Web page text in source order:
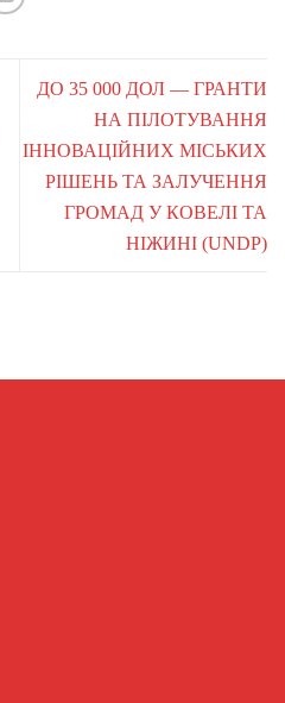
ДО 35 000 ДОЛ — ГРАНТИ
НА ПІЛОТУВАННЯ
ІННОВАЦІЙНИХ МІСЬКИХ
РІШЕНЬ ТА ЗАЛУЧЕННЯ
ГРОМАД У КОВЕЛІ ТА
НІЖИНІ (UNDP)